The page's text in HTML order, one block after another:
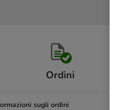
Ordini
sugli ordini